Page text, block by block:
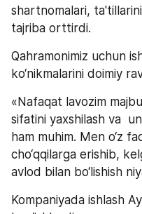
shartnomalari,
tajriba orttirdi.
Qahramonimiz uchun
ko‘nikmalarini doimiy
«Nafaqat lavozim
sifatini yaxshilash va
ham muhim. Men o‘z
cho‘qqilarga erishib,
avlod bilan bo‘lishish
Kompaniyada ishlash